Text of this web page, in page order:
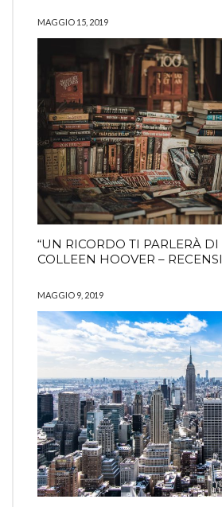
MAGGIO 15, 2019
“UN RICORDO TI PARLERÀ DI
COLLEEN HOOVER –
MAGGIO 9, 2019